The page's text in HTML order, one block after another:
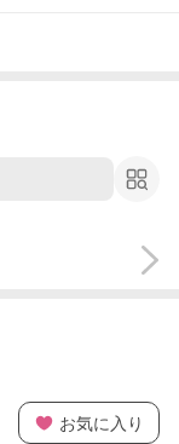
お気に入り